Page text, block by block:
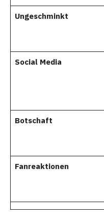
Ungeschminkt
Social Media
Botschaft
Fanreaktionen